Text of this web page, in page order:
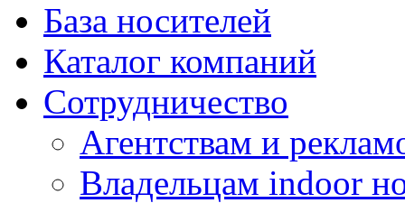
База носителей
Каталог компаний
Сотрудничество
Агентствам и
Владельцам indoor